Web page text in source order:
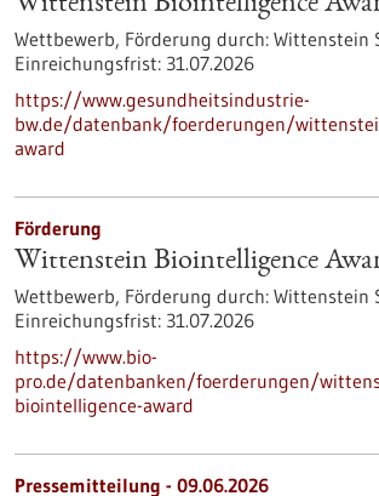
Wettbewerb, Förderung durch: Wittenstein
Einreichungsfrist: 31.07.2026
https://www.gesundheitsindustrie-
bw.de/datenbank/foerderungen/
award
Förderung
Wittenstein Biointelligence
Wettbewerb, Förderung durch: Wittenstein
Einreichungsfrist: 31.07.2026
https://www.bio-
pro.de/datenbanken/foerderungen/
biointelligence-award
Pressemitteilung - 09.06.2026